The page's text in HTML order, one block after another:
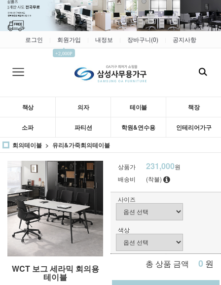
로그인 회원가입
▲
+2,000P
내정보 장바구니(0) 공지사항
책상 의자 테이블 책장
소파 파티션 학원&연수용
인테리어가구
회의테이블
유리&가죽회의테이블
WCT 보그 세라믹 회의용
테이블
상품가 231,000원
배송비
(착불)
사이즈
색상
총 상품 금액 0 원